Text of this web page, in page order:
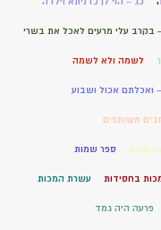
בקרב עלי מרעים לאכל את בשרי
לשמה ולא לשמה
ואכלתם אכול ושבוע
משותפים
הסולם ספר שמות
בחסידות עשרת המכות
פרעה היה גמד